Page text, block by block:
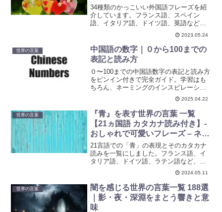
レーズ集
34種類のかっこいい外国語フレーズを紹
介しています。フランス語、スペイン
語、イタリア語、ドイツ語、英語など、
様々な言語には魅力的なフレーズがあり
ます。愛を伝える言葉は言語を超えて心
を通わせる大切な手段です。SNS、メッ
セージカードや手紙、特別なイベントな
どでフレーズを活用しましょう。
2023.05.24
世界の言葉
中国語の数字｜０から100までの
表記と読み方
０〜100までの中国語数字の表記と読み方
をピンイン付きで完全ガイド。学習はも
ちろん、ネーミングのインスピレーショ
2025.04.22
世界の言葉
『青』を表す世界の言葉 一覧
【21ヵ国語 カタカナ読み付き】-
おしゃれで可愛いフレーズ – ネー
ミング・創作支援
21言語での「青」の表現とそのカタカナ
読みを一覧にしました。フランス語、イ
タリア語、ドイツ語、ラテン語など、創
作やキャラクターネーミングに使える多
言語のアイデア集です。色の言葉で創作
の幅を広げましょう。
2024.05.11
世界の言葉
闇を感じる世界の言葉一覧 188選
｜影・夜・深淵をまとう響きと意
味